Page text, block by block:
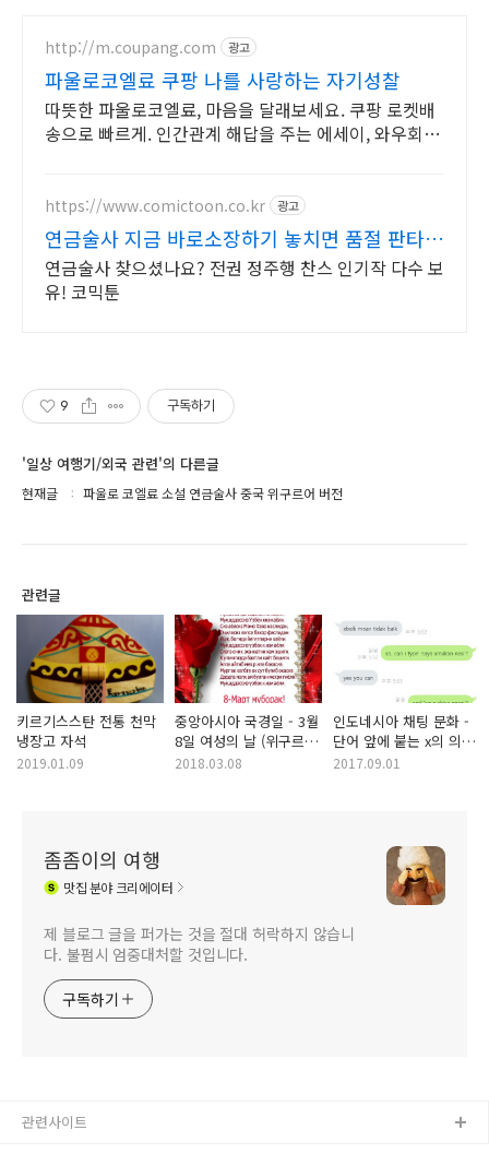
http://m.coupang.com 광고
파울로코엘료 쿠팡 나를 사랑하는 자기성찰
따뜻한 파울로코엘료, 마음을 달래보세요. 쿠팡 로켓배
송으로 빠르게. 인간관계 해답을 주는 에세이, 와우회원
https://www.comictoon.co.kr 광고
연금술사 지금 바로소장하기 놓치면 품절 판타
지 전권세트
연금술사 찾으셨나요? 전권 정주행 찬스 인기작 다수 보
유! 코믹툰
9 구독하기
'일상 여행기/외국 관련'의 다른글
현재글 파울로 코엘료 소설 연금술사 중국 위구르어 버전
관련글
키르기스스탄 전통 천막
냉장고 자석
2019.01.09
중앙아시아 국경일 - 3월
8일 여성의 날 (위구르어
키릴문자 카드)
2018.03.08
인도네시아 채팅 문화 -
단어 앞에 붙는 x의 의미
: xbaik, xda 는 무슨
2017.09.01
좀좀이의 여행
맛집분야 크리에이터
제 블로그 글을 퍼가는 것을 절대 허락하지 않습니
다. 불펌시 엄중대처할 것입니다.
구독하기
관련사이트